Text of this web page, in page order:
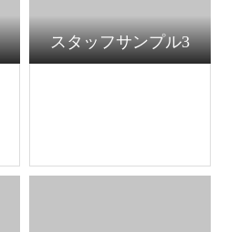
スタッフサンプル3